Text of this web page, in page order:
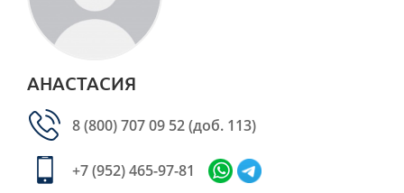
АНАСТАСИЯ
8 (800) 707 09 52(доб. 113)
+7 (952) 465-97-81